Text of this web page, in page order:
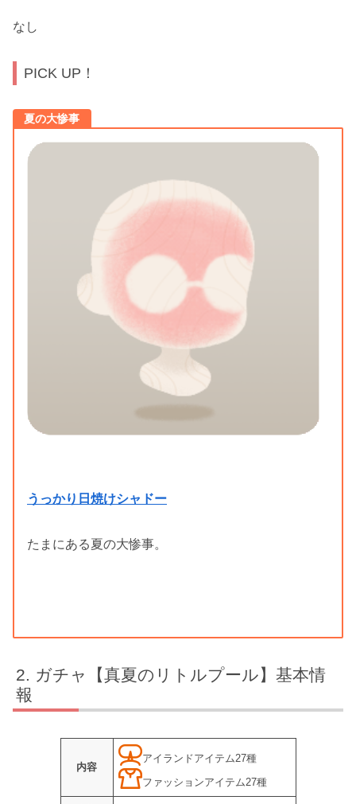
なし
PICK UP！
夏の大惨事
うっかり日焼けシャドー
たまにある夏の大惨事。
ガチャ【真夏のリトルプール】基本情
報
内容
アイランドアイテム27種
ファッションアイテム27種